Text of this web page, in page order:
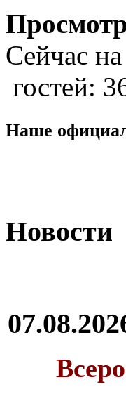
Сейчас
гостей:
Наше
Новости